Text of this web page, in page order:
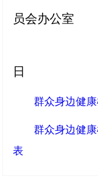
员会办公室
日
群众身边健
群众身边健
表